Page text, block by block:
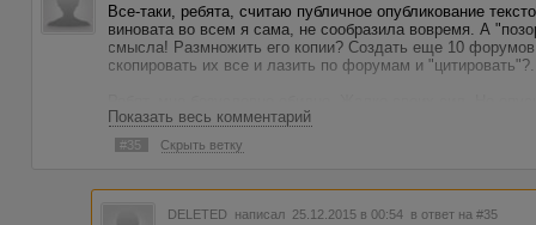
Все-таки, ребята, считаю публичное опубликование
виновата во всем я сама, не сообразила вовремя. А
смысла! Размножить его копии? Создать еще 10
скопировать их все и лазить по форумам и
не стану.
Показать весь комментарий
#35 Скрыть ветку
DELETED написал 25.12.2015 в 00:54 в ответ на #35